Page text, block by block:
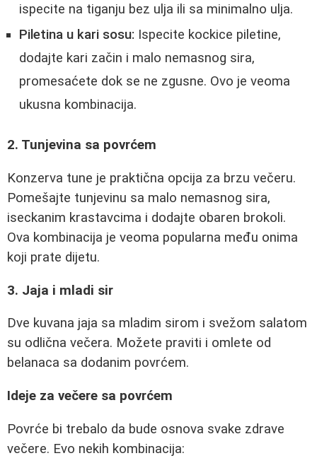
ispecite na tiganju bez ulja ili sa minimalno ulja.
Piletina u kari sosu: Ispecite kockice piletine,
dodajte kari začin i malo nemasnog sira,
promesaćete dok se ne zgusne. Ovo je veoma
ukusna kombinacija.
2. Tunjevina sa povrćem
Konzerva tune je praktična opcija za brzu večeru.
Pomešajte tunjevinu sa malo nemasnog sira,
iseckanim krastavcima i dodajte obaren brokoli.
Ova kombinacija je veoma popularna među onima
koji prate dijetu.
3. Jaja i mladi sir
Dve kuvana jaja sa mladim sirom i svežom salatom
su odlična večera. Možete praviti i omlete od
belanaca sa dodanim povrćem.
Ideje za večere sa povrćem
Povrće bi trebalo da bude osnova svake zdrave
večere. Evo nekih kombinacija: